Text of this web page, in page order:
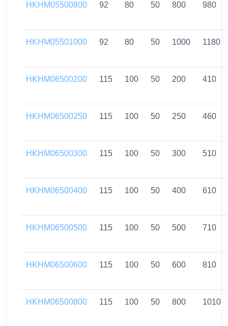
HKHM05500800 92 80 50 800 980
HKHM05501000 92 80 50 1000 1180
HKHM06500200 115 100 50 200 410
HKHM06500250 115 100 50 250 460
HKHM06500300 115 100 50 300 510
HKHM06500400 115 100 50 400 610
HKHM06500500 115 100 50 500 710
HKHM06500600 115 100 50 600 810
HKHM06500800 115 100 50 800 1010